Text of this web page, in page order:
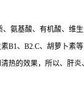
、氨基酸、有机酸、
B1、B2.C、胡萝卜
热的效果，所以、肝